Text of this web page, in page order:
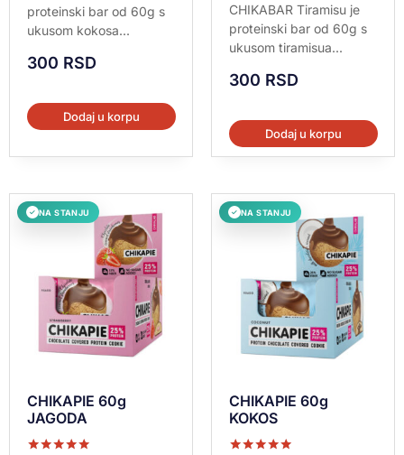
od 5
proteinski bar od 60g s
ukusom kokosa...
300 RSD
Dodaj u korpu
Ocenjeno sa
5.00
od 5
CHIKABAR Tiramisu je
proteinski bar od 60g s
ukusom tiramisua...
300 RSD
Dodaj u korpu
✓ NA STANJU
CHIKAPIE 60g
JAGODA
✓ NA STANJU
CHIKAPIE 60g
KOKOS